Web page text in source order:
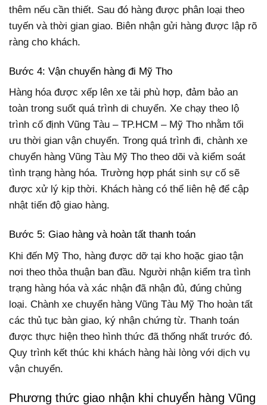
thêm nếu cần thiết. Sau đó hàng được phân loại theo
tuyến và thời gian giao. Biên nhận gửi hàng được lập rõ
ràng cho khách.
Bước 4: Vận chuyển hàng đi Mỹ Tho
Hàng hóa được xếp lên xe tải phù hợp, đảm bảo an
toàn trong suốt quá trình di chuyển. Xe chạy theo lộ
trình cố định Vũng Tàu – TP.HCM – Mỹ Tho nhằm tối
ưu thời gian vận chuyển. Trong quá trình đi, chành xe
chuyển hàng Vũng Tàu Mỹ Tho theo dõi và kiểm soát
tình trạng hàng hóa. Trường hợp phát sinh sự cố sẽ
được xử lý kịp thời. Khách hàng có thể liên hệ để cập
nhật tiến độ giao hàng.
Bước 5: Giao hàng và hoàn tất thanh toán
Khi đến Mỹ Tho, hàng được dỡ tại kho hoặc giao tận
nơi theo thỏa thuận ban đầu. Người nhận kiểm tra tình
trạng hàng hóa và xác nhận đã nhận đủ, đúng chủng
loại. Chành xe chuyển hàng Vũng Tàu Mỹ Tho hoàn tất
các thủ tục bàn giao, ký nhận chứng từ. Thanh toán
được thực hiện theo hình thức đã thống nhất trước đó.
Quy trình kết thúc khi khách hàng hài lòng với dịch vụ
vận chuyển.
Phương thức giao nhận khi chuyển hàng Vũng